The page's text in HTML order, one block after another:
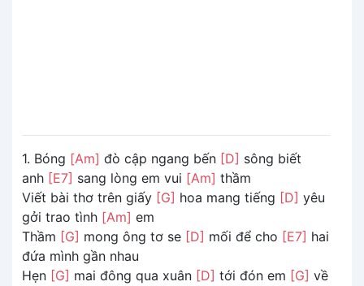
1. Bóng [Am] đò cập ngang bến [D] sông biết
anh [E7] sang lòng em vui [Am] thầm
Viết bài thơ trên giấy [G] hoa mang tiếng [D] yêu
gởi trao tình [Am] em
Thầm [G] mong ông tơ se [D] mối để cho [E7] hai
đứa mình gần nhau
Hẹn [G] mai đông qua xuân [D] tới đón em [G] về